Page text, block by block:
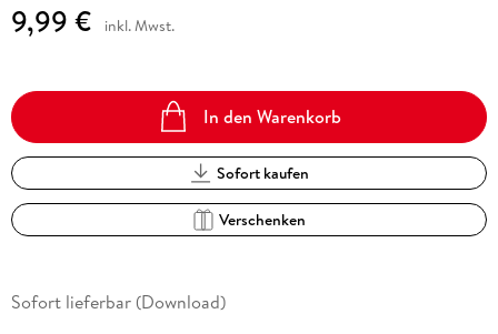
9,99 € inkl. Mwst.
In den Warenkorb
Sofort kaufen
Verschenken
Sofort lieferbar (Download)